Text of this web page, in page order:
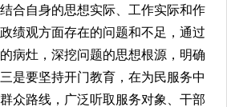
合自身的思想实际、工作实际和作
绩观方面存在的问题和不足，通过
病灶，深挖问题的思想根源，明确
是要坚持开门教育，在为民服务中
众路线，广泛听取服务对象、干部